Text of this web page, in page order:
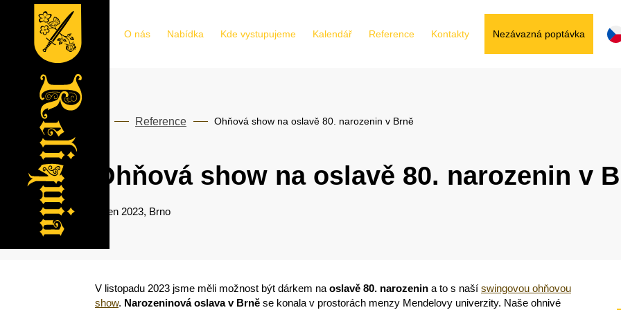
O nás Nabídka Kde vystupujeme Kalendář Reference Kontakty Nezávazná poptávka
Reference Ohňová show na oslavě 80. narozenin v Brně
Ohňová show na oslavě 80. narozenin v
Říjen 2023, Brno
V listopadu 2023 jsme měli možnost být dárkem na oslavě 80. narozenin a to s naší swingovou ohňovou
show. Narozeninová oslava v Brně se konala v prostorách menzy Mendelovy univerzity. Naše ohnivé